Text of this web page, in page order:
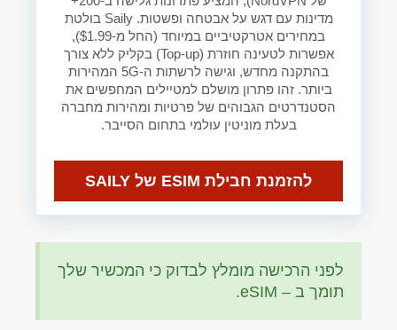
מדינות עם דגש על אבטחה ופשטות. Saily בולטת
במחירים אטרקטיביים במיוחד (החל מ-$1.99),
אפשרות לטעינה חוזרת (Top-up) בקליק ללא צורך
בהתקנה מחדש, וגישה לרשתות ה-5G המהירות
ביותר. זהו פתרון מושלם למטיילים המחפשים את
הסטנדרטים הגבוהים של פרטיות ומהירות מחברה
בעלת מוניטין עולמי בתחום הסייבר.
להזמנת חבילת ESIM של SAILY
לפני הרכישה מומלץ לבדוק כי המכשיר שלך
תומך ב – eSIM.